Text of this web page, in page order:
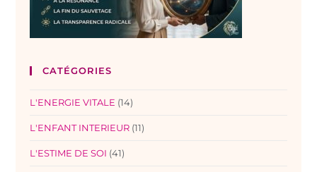
CATÉGORIES
L'ENERGIE VITALE (14)
L'ENFANT INTERIEUR (11)
L'ESTIME DE SOI (41)